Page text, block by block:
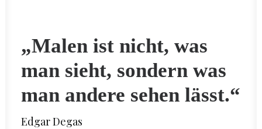
„Malen ist nicht, was
man sieht, sondern was
man andere sehen lässt.“
Edgar Degas